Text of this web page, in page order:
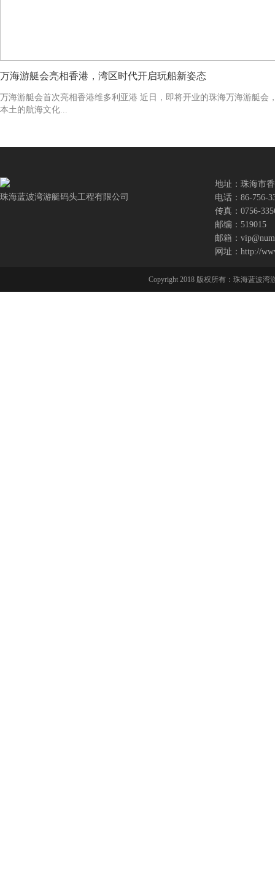
万海游艇会亮相香港，湾区时代开启玩船新姿态
万海游艇会首次亮相香港维多利亚港 近日，即将开业的珠海万海游艇会
本土的航海文化...
珠海蓝波湾游艇码头工程有限公司
地址：珠海市
电话：86-756-
传真：0756-
邮编：519015
邮箱：
网址：http://
Copyright 2018 版权所有：珠海蓝波